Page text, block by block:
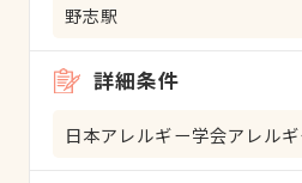
野志駅
詳細条件
日本アレルギー学会アレル